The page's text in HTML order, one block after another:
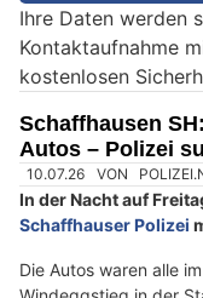
e
i
n
M
e
n
s
c
?
Ihre Daten werden
Kontaktaufnahme
kostenlosen
Schaffhausen
Autos – Polizei